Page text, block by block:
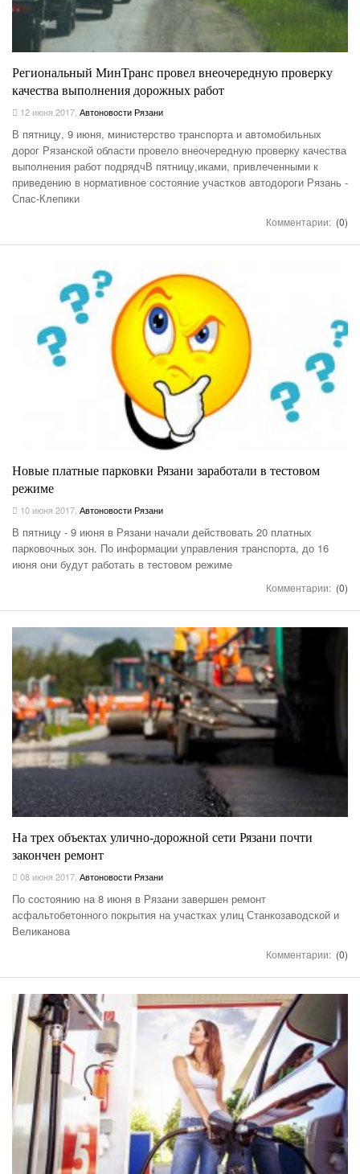
Региональный МинТранс провел внеочередную проверку
качества выполнения дорожных работ
12 июня 2017 Автоновости Рязани
В пятницу, 9 июня, министерство транспорта и автомобильных
дорог Рязанской области провело внеочередную проверку качества
выполнения работ подрядчВ пятницу,иками, привлеченными к
приведению в нормативное состояние участков автодороги Рязань -
Спас-Клепики
Комментарии: (0)
Новые платные парковки Рязани заработали в тестовом
режиме
10 июня 2017 Автоновости Рязани
В пятницу - 9 июня в Рязани начали действовать 20 платных
парковочных зон. По информации управления транспорта, до 16
июня они будут работать в тестовом режиме
Комментарии: (0)
На трех объектах улично-дорожной сети Рязани почти
закончен ремонт
08 июня 2017 Автоновости Рязани
По состоянию на 8 июня в Рязани завершен ремонт
асфальтобетонного покрытия на участках улиц Станкозаводской и
Великанова
Комментарии: (0)